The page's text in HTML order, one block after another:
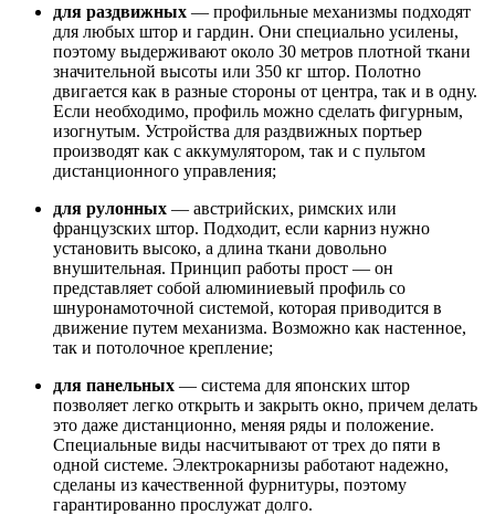
для раздвижных — профильные механизмы подходят
для любых штор и гардин. Они специально усилены,
поэтому выдерживают около 30 метров плотной ткани
значительной высоты или 350 кг штор. Полотно
двигается как в разные стороны от центра, так и в одну.
Если необходимо, профиль можно сделать фигурным,
изогнутым. Устройства для раздвижных портьер
производят как с аккумулятором, так и с пультом
дистанционного управления;
для рулонных — австрийских, римских или
французских штор. Подходит, если карниз нужно
установить высоко, а длина ткани довольно
внушительная. Принцип работы прост — он
представляет собой алюминиевый профиль со
шнуронамоточной системой, которая приводится в
движение путем механизма. Возможно как настенное,
так и потолочное крепление;
для панельных — система для японских штор
позволяет легко открыть и закрыть окно, причем делать
это даже дистанционно, меняя ряды и положение.
Специальные виды насчитывают от трех до пяти в
одной системе. Электрокарнизы работают надежно,
сделаны из качественной фурнитуры, поэтому
гарантированно прослужат долго.